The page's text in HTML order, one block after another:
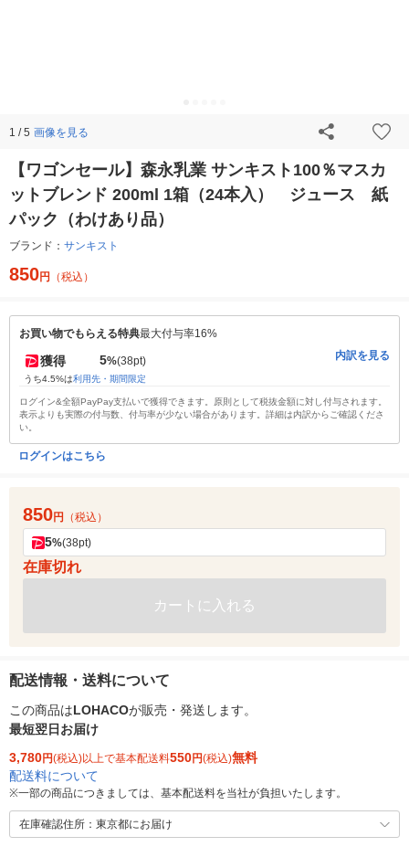
1 / 5 画像を見る
【ワゴンセール】森永乳業 サンキスト100％マスカ
ットブレンド 200ml 1箱（24本入） ジュース 紙
パック（わけあり品）
ブランド： サンキスト
850円 （税込）
お買い物でもらえる特典最大付与率16%
獲得 5%(38pt)
うち4.5%は利用先・期間限定
内訳を見る
ログイン&全額PayPay支払いで獲得できます。原則として税抜金額に対し付与されます。
表示よりも実際の付与数、付与率が少ない場合があります。詳細は内訳からご確認くださ
い。
ログインはこちら
850円 （税込）
5%(38pt)
在庫切れ
カートに入れる
配送情報・送料について
この商品はLOHACOが販売・発送します。
最短翌日お届け
3,780円(税込)以上で基本配送料550円(税込)無料
配送料について
※一部の商品につきましては、基本配送料を当社が負担いたします。
在庫確認住所：東京都にお届け